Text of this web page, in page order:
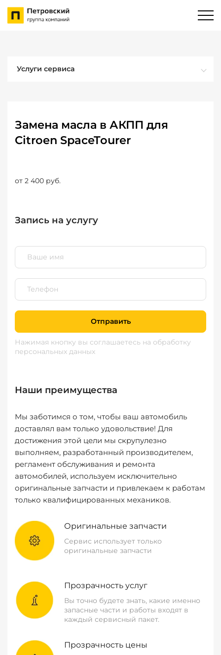
Услуги сервиса
Замена масла в АКПП для
Citroen SpaceTourer
от 2 400 руб.
Запись на услугу
Отправить
Нажимая кнопку вы соглашаетесь на обработку
персональных данных
Наши преимущества
Мы заботимся о том, чтобы ваш автомобиль
доставлял вам только удовольствие! Для
достижения этой цели мы скрупулезно
выполняем, разработанный производителем,
регламент обслуживания и ремонта
автомобилей, используем исключительно
оригинальные запчасти и привлекаем к работам
только квалифицированных механиков.
Оригинальные запчасти
Сервис использует только
оригинальные запчасти
Прозрачность услуг
Вы точно будете знать, какие именно
запасные части и работы входят в
каждый сервисный пакет.
Прозрачность цены